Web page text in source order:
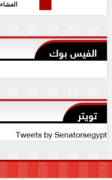
العشاء
الفيس بوك
تويتر
Tweets by Senatorsegypt